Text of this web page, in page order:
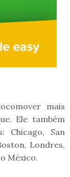
mais
Ele também
Chicago, San
Londres,
México.